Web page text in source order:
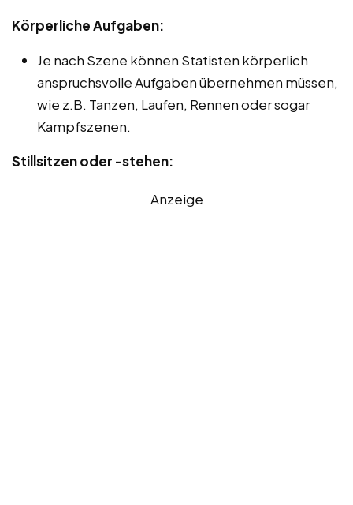
Körperliche Aufgaben:
Je nach Szene können Statisten körperlich
anspruchsvolle Aufgaben übernehmen müssen,
wie z.B. Tanzen, Laufen, Rennen oder sogar
Kampfszenen.
Stillsitzen oder -stehen:
Anzeige